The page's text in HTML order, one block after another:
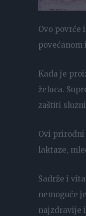
Ovo povrće
Kada je
želuca.
zaštiti
Ovi prirodni
laktaze,
Sadrže i
nemoguće
najzdravije